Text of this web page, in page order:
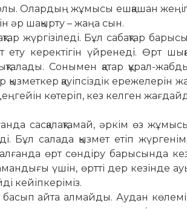
Олар­­дың жұмысы ешқашан
әр ша­қыр­ту – жаңа сын.
жүр­гі­зіледі. Бұл сабақтар
керектігін үй­ренеді. Өрт
Сонымен қатар құ­­рал-
қауіпсіздік ере­­желерін
көтеріп, кез келген
сас­­­қа­лақтамай, әркім өз
Бұл са­лада қызмет етіп
өрт сөндіру ба­рысында
үшін, өртті дер ке­зінде
кейіпкеріміз.
басып ай­та алмайды. Аудан